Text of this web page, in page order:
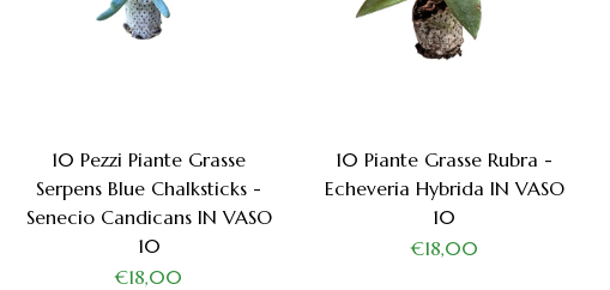
10 Pezzi Piante Grasse
Serpens Blue Chalksticks -
Senecio Candicans IN VASO
10
€18,00
10 Piante Grasse Rubra -
Echeveria Hybrida IN VASO
10
€18,00